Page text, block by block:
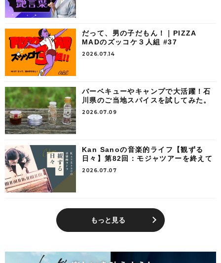
だって、男の子だもん！｜PIZZA
MADのズッコケ３人組 #37
2026.07.14
バーベキューやキャンプで大活躍！石
川県のご当地スパイスを試してみた。
2026.07.09
Kan Sanoの音楽的ライフ【観ずる
日々】第82回：モジャツアーを終えて
2026.07.07
もっと見る